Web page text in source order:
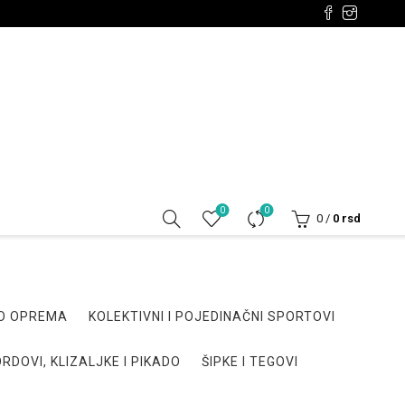
0 0
0 / 0 rsd
OPREMA KOLEKTIVNI I POJEDINAČNI SPORTOVI
KLIZALJKE I PIKADO ŠIPKE I TEGOVI